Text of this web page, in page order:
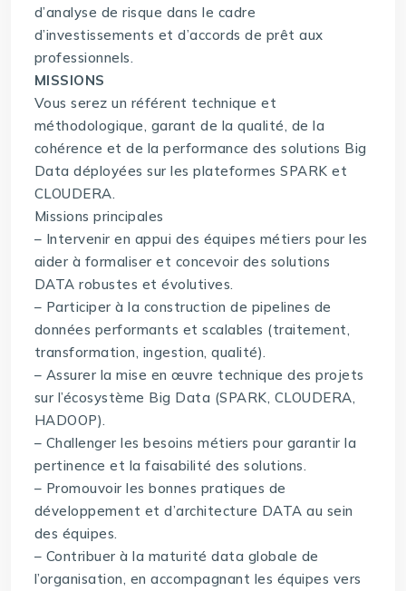
d’analyse de risque dans le cadre
d’investissements et d’accords de prêt aux
professionnels.
MISSIONS
Vous serez un référent technique et
méthodologique, garant de la qualité, de la
cohérence et de la performance des solutions Big
Data déployées sur les plateformes SPARK et
CLOUDERA.
Missions principales
– Intervenir en appui des équipes métiers pour les
aider à formaliser et concevoir des solutions
DATA robustes et évolutives.
– Participer à la construction de pipelines de
données performants et scalables (traitement,
transformation, ingestion, qualité).
– Assurer la mise en œuvre technique des projets
sur l’écosystème Big Data (SPARK, CLOUDERA,
HADOOP).
– Challenger les besoins métiers pour garantir la
pertinence et la faisabilité des solutions.
– Promouvoir les bonnes pratiques de
développement et d’architecture DATA au sein
des équipes.
– Contribuer à la maturité data globale de
l’organisation, en accompagnant les équipes vers